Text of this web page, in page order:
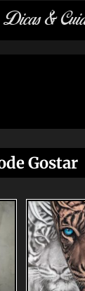
Dicas &
Gostar